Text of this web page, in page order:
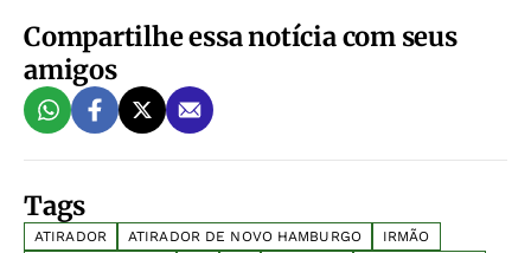
Compartilhe essa notícia com seus
amigos
Tags
ATIRADOR ATIRADOR DE NOVO HAMBURGO
IRMÃO